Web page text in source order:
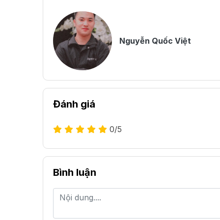
Nguyễn Quốc Việt
Đánh giá
0/5
Bình luận